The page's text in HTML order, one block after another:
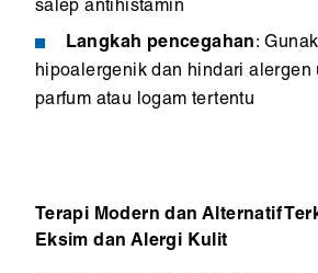
salep antihistamin
Langkah pencegahan:
hipoalergenik dan hindari alergen
parfum atau logam tertentu
Terapi Modern dan Alternatif
Eksim dan Alergi Kulit